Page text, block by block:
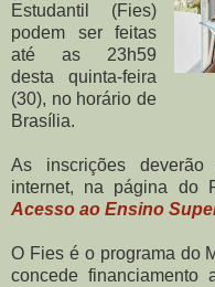
Estudantil (Fies)
podem ser feitas
até as 23h59
desta quinta-feira
(30), no horário de
Brasília.
As inscrições deverão
internet, na página do
Acesso ao Ensino
O Fies é o programa do
concede